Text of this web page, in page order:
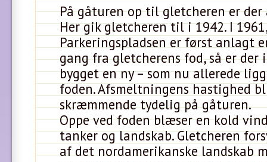
På gåturen op til gletcheren er der
Her gik gletcheren til i 1942. I
Parkeringspladsen er først anlagt
gang fra gletcherens fod, så er der
bygget en ny – som nu allerede
foden. Afsmeltningens hastighed
skræmmende tydelig på gåturen.
Oppe ved foden blæser en kold
tanker og landskab. Gletcheren
af det nordamerikanske landskab